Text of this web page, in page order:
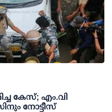
കേസ്; എം.വി
നോട്ടീസ്